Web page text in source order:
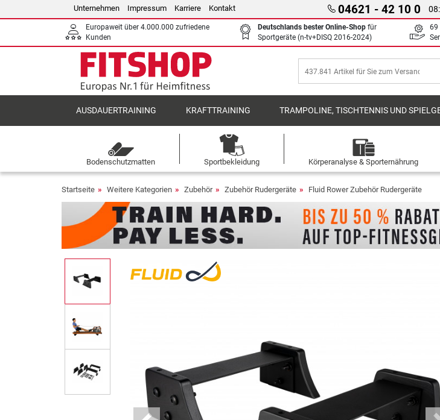
Unternehmen Impressum Karriere Kontakt 04621 - 42 10 0
Europaweit über 4.000.000 zufriedene
Kunden
Deutschlands bester Online-Shop für
Sportgeräte (n-tv+DISQ 2016-2024)
69
AUSDAUERTRAINING KRAFTTRAINING TRAMPOLINE, TISCHTENNIS UND
Bodenschutzmatten Sportbekleidung Körperanalyse & Sporternährung
Startseite Weitere Kategorien Zubehör Zubehör Rudergeräte Fluid Rower Zubehör Rudergeräte